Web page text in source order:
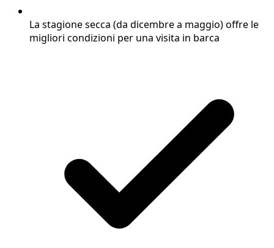
La stagione secca (da dicembre a maggio) offre le
migliori condizioni per una visita in barca